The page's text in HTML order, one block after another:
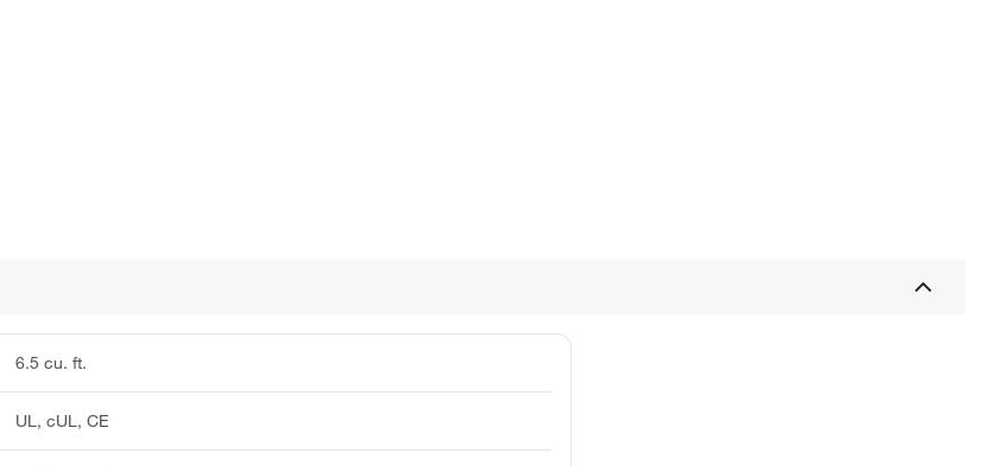
6.5 cu. ft.
UL, cUL, CE